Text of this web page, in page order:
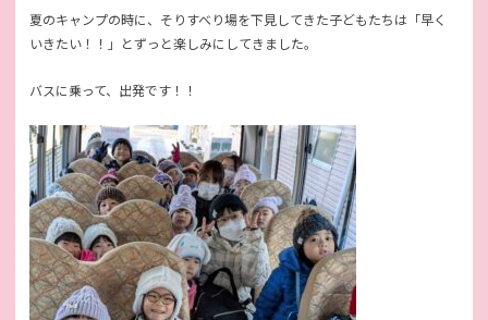
夏のキャンプの時に、そりすべり場を下見してきた子どもたちは「早く
いきたい！！」とずっと楽しみにしてきました。
バスに乗って、出発です！！